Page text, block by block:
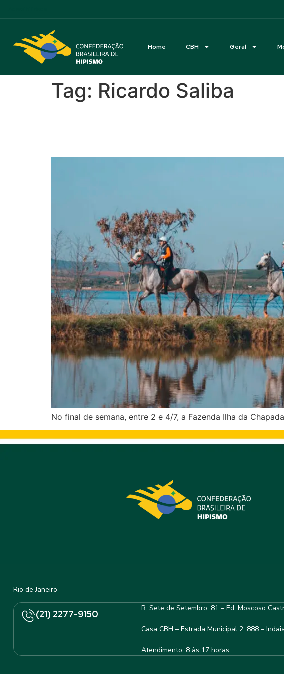
Home CBH Geral
Tag: Ricardo Saliba
No final de semana, entre 2 e 4/7, a Fazenda Ilha da
Rio de Janeiro
(21) 2277-9150
R. Sete de Setembro, 81 – Ed. Moscoso
Casa CBH – Estrada Municipal 2, 888 –
Atendimento: 8 às 17 horas